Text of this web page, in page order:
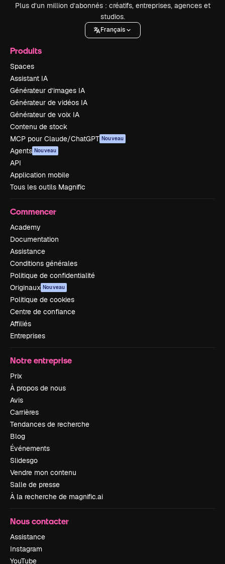
Plus d’un million d’abonnés : créatifs, entreprises, agences et
studios.
Français
Produits
Spaces
Assistant IA
Générateur d’images IA
Générateur de vidéos IA
Générateur de voix IA
Contenu de stock
MCP pour Claude/ChatGPT Nouveau
Agents Nouveau
API
Application mobile
Tous les outils Magnific
Commencer
Academy
Documentation
Assistance
Conditions générales
Politique de confidentialité
Originaux Nouveau
Politique de cookies
Centre de confiance
Affiliés
Entreprises
Notre entreprise
Prix
À propos de nous
Avis
Carrières
Tendances de recherche
Blog
Événements
Slidesgo
Vendre mon contenu
Salle de presse
À la recherche de magnific.ai
Nous contacter
Assistance
Instagram
YouTube